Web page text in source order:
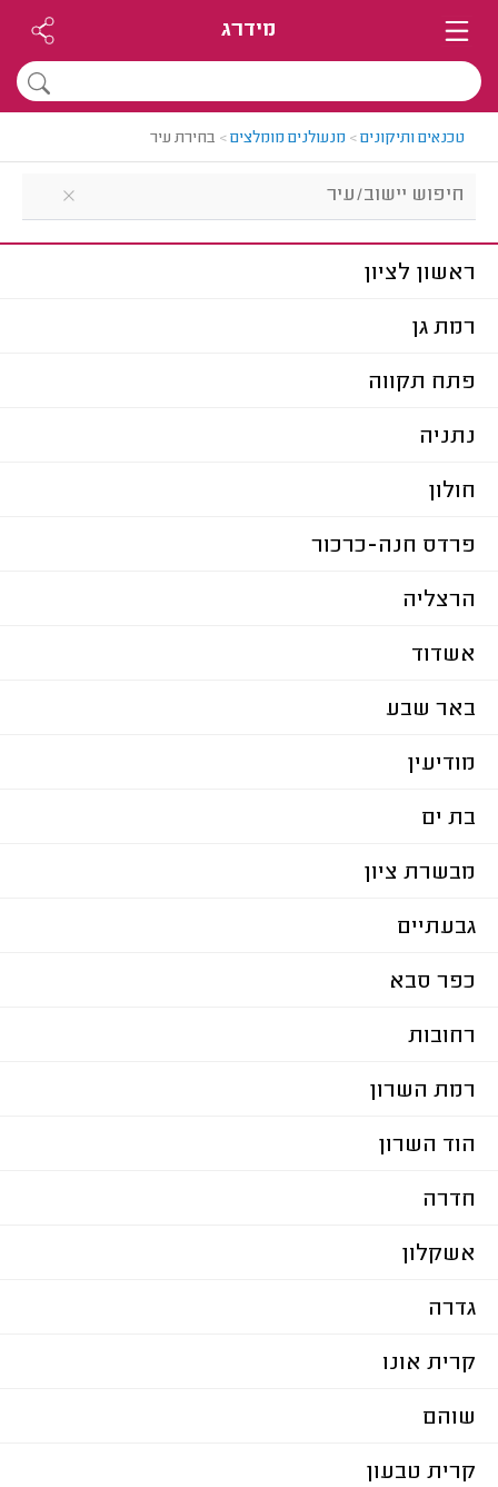
מידרג
טכנאים ותיקונים> מנעולנים מומלצים> בחירת עיר
ראשון לציון
רמת גן
פתח תקווה
נתניה
חולון
פרדס חנה-כרכור
הרצליה
אשדוד
באר שבע
מודיעין
בת ים
מבשרת ציון
גבעתיים
כפר סבא
רחובות
רמת השרון
הוד השרון
חדרה
אשקלון
גדרה
קרית אונו
שוהם
קרית טבעון